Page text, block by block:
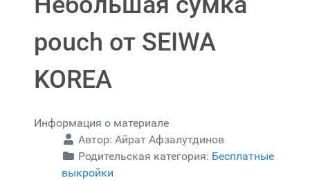
pouch от SEIWA
KOREA
Информация о материале
Автор: Айрат Афзалутдинов
Родительская категория: Бесплатные
выкройки